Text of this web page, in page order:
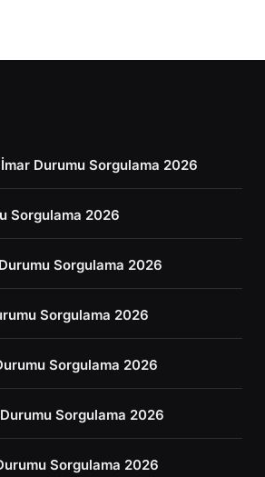
Durumu Sorgulama 2026
Sorgulama 2026
Sorgulama 2026
Sorgulama 2026
Sorgulama 2026
Sorgulama 2026
Sorgulama 2026